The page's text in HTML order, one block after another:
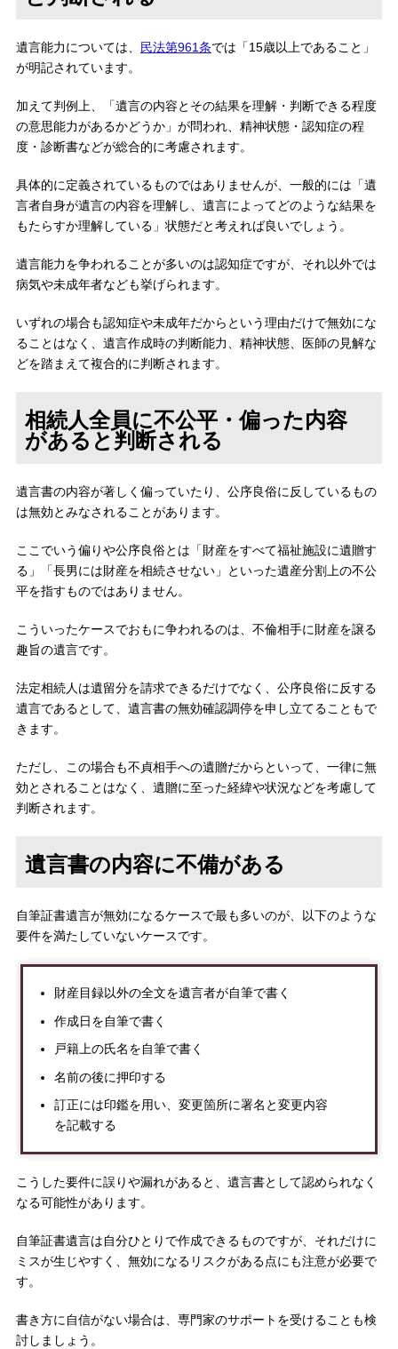
遺言能力については、 民法第961条では「15歳以上であること」
が明記されています。
加えて判例上、「遺言の内容とその結果を理解・判断できる程度
の意思能力があるかどうか」が問われ、精神状態・認知症の程
度・診断書などが総合的に考慮されます。
具体的に定義されているものではありませんが、一般的には「遺
言者自身が遺言の内容を理解し、遺言によってどのような結果を
もたらすか理解している」状態だと考えれば良いでしょう。
遺言能力を争われることが多いのは認知症ですが、それ以外では
病気や未成年者なども挙げられます。
いずれの場合も認知症や未成年だからという理由だけで無効にな
ることはなく、遺言作成時の判断能力、精神状態、医師の見解な
どを踏まえて複合的に判断されます。
相続人全員に不公平・偏った内容
があると判断される
遺言書の内容が著しく偏っていたり、公序良俗に反しているもの
は無効とみなされることがあります。
ここでいう偏りや公序良俗とは「財産をすべて福祉施設に遺贈す
る」「長男には財産を相続させない」といった遺産分割上の不公
平を指すものではありません。
こういったケースでおもに争われるのは、不倫相手に財産を譲る
趣旨の遺言です。
法定相続人は遺留分を請求できるだけでなく、公序良俗に反する
遺言であるとして、遺言書の無効確認調停を申し立てることもで
きます。
ただし、この場合も不貞相手への遺贈だからといって、一律に無
効とされることはなく、遺贈に至った経緯や状況などを考慮して
判断されます。
遺言書の内容に不備がある
自筆証書遺言が無効になるケースで最も多いのが、以下のような
要件を満たしていないケースです。
財産目録以外の全文を遺言者が自筆で書く
作成日を自筆で書く
戸籍上の氏名を自筆で書く
名前の後に押印する
訂正には印鑑を用い、変更箇所に署名と変更内容
を記載する
こうした要件に誤りや漏れがあると、遺言書として認められなく
なる可能性があります。
自筆証書遺言は自分ひとりで作成できるものですが、それだけに
ミスが生じやすく、無効になるリスクがある点にも注意が必要で
す。
書き方に自信がない場合は、専門家のサポートを受けることも検
討しましょう。